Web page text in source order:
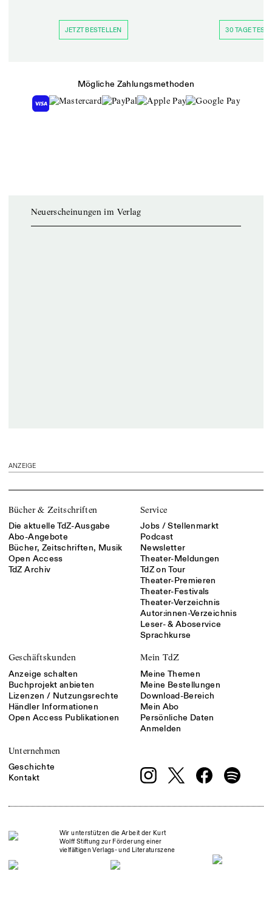
JETZT BESTELLEN 30 TAGE
Mögliche Zahlungsmethoden
Neuerscheinungen im Verlag
ANZEIGE
Bücher & Zeitschriften
Die aktuelle TdZ-Ausgabe
Abo-Angebote
Bücher, Zeitschriften, Musik
Open Access
TdZ Archiv
Service
Jobs / Stellenmarkt
Podcast
Newsletter
Theater-Meldungen
TdZ on Tour
Theater-Premieren
Theater-Festivals
Theater-Verzeichnis
Autor:innen-Verzeichnis
Leser- & Aboservice
Sprachkurse
Geschäftskunden
Anzeige schalten
Buchprojekt anbieten
Lizenzen / Nutzungsrechte
Händler Informationen
Open Access Publikationen
Mein TdZ
Meine Themen
Meine Bestellungen
Download-Bereich
Mein Abo
Persönliche Daten
Anmelden
Unternehmen
Geschichte
Kontakt
Wir unterstützen die Arbeit der Kurt
Wolff Stiftung zur Förderung einer
vielfältigen Verlags- und Literaturszene